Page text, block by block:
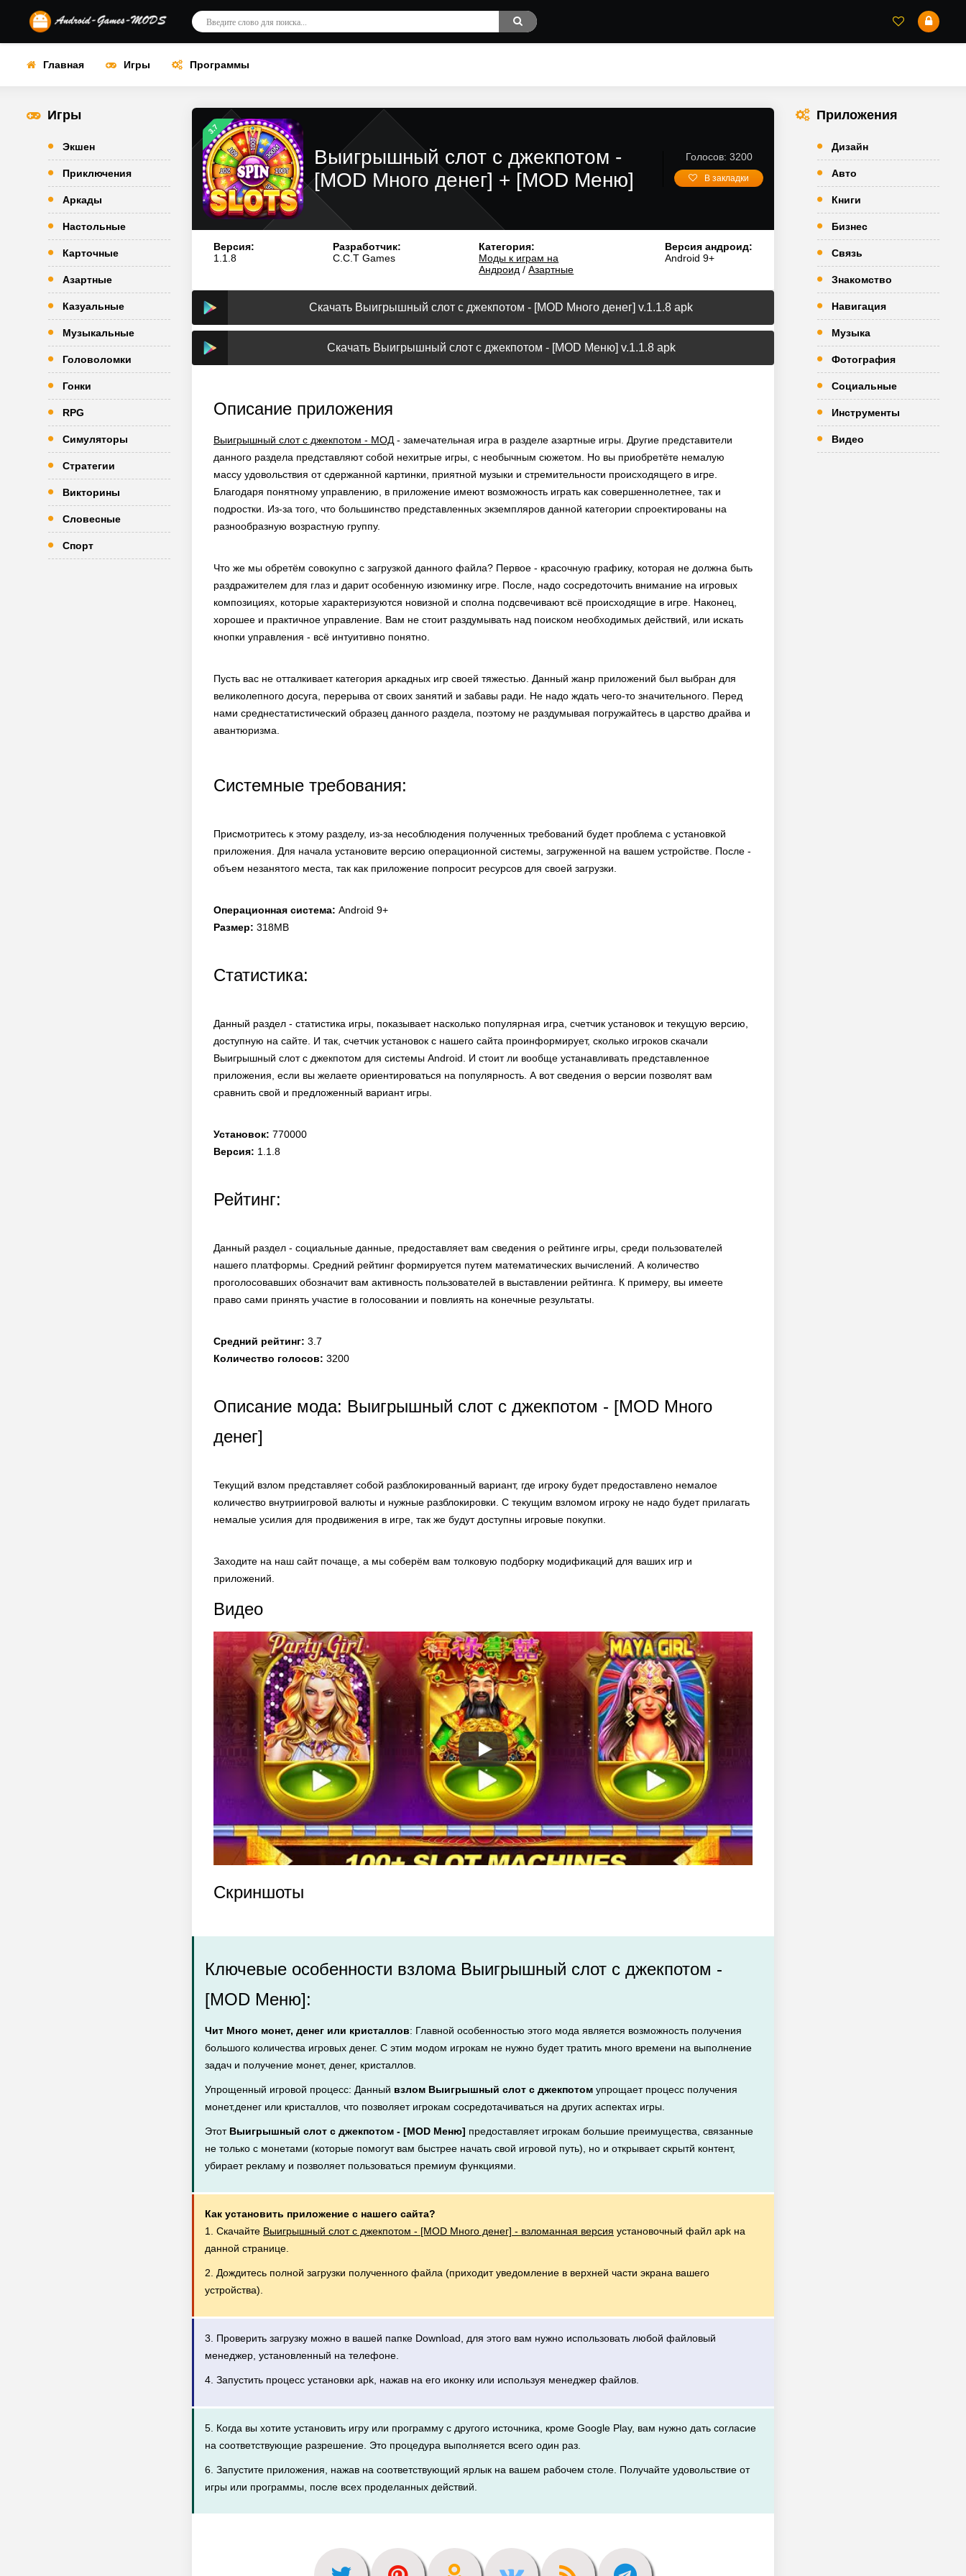
Главная Игры Программы
Игры
Экшен
Приключения
Аркады
Настольные
Карточные
Азартные
Казуальные
Музыкальные
Головоломки
Гонки
RPG
Симуляторы
Стратегии
Викторины
Словесные
Спорт
3.7
Выигрышный слот с джекпотом -
[MOD Много денег] + [MOD Меню]
Голосов: 3200
В закладки
Версия:
1.1.8
Разработчик:
C.C.T Games
Категория:
Моды к играм на
Андроид /Азартные
Версия андроид:
Android 9+
Скачать Выигрышный слот с джекпотом - [MOD Много денег] v.1.1.8 apk
Скачать Выигрышный слот с джекпотом - [MOD Меню] v.1.1.8 apk
Описание приложения
Выигрышный слот с джекпотом - МОД - замечательная игра в разделе азартные игры. Другие представители
данного раздела представляют собой нехитрые игры, с необычным сюжетом. Но вы приобретёте немалую
массу удовольствия от сдержанной картинки, приятной музыки и стремительности происходящего в игре.
Благодаря понятному управлению, в приложение имеют возможность играть как совершеннолетнее, так и
подростки. Из-за того, что большинство представленных экземпляров данной категории спроектированы на
разнообразную возрастную группу.
Что же мы обретём совокупно с загрузкой данного файла? Первое - красочную графику, которая не должна быть
раздражителем для глаз и дарит особенную изюминку игре. После, надо сосредоточить внимание на игровых
композициях, которые характеризуются новизной и сполна подсвечивают всё происходящие в игре. Наконец,
хорошее и практичное управление. Вам не стоит раздумывать над поиском необходимых действий, или искать
кнопки управления - всё интуитивно понятно.
Пусть вас не отталкивает категория аркадных игр своей тяжестью. Данный жанр приложений был выбран для
великолепного досуга, перерыва от своих занятий и забавы ради. Не надо ждать чего-то значительного. Перед
нами среднестатистический образец данного раздела, поэтому не раздумывая погружайтесь в царство драйва и
авантюризма.
Системные требования:
Присмотритесь к этому разделу, из-за несоблюдения полученных требований будет проблема с установкой
приложения. Для начала установите версию операционной системы, загруженной на вашем устройстве. После -
объем незанятого места, так как приложение попросит ресурсов для своей загрузки.
Операционная система: Android 9+
Размер: 318MB
Статистика:
Данный раздел - статистика игры, показывает насколько популярная игра, счетчик установок и текущую версию,
доступную на сайте. И так, счетчик установок с нашего сайта проинформирует, сколько игроков скачали
Выигрышный слот с джекпотом для системы Android. И стоит ли вообще устанавливать представленное
приложения, если вы желаете ориентироваться на популярность. А вот сведения о версии позволят вам
сравнить свой и предложенный вариант игры.
Установок: 770000
Версия: 1.1.8
Рейтинг:
Данный раздел - социальные данные, предоставляет вам сведения о рейтинге игры, среди пользователей
нашего платформы. Средний рейтинг формируется путем математических вычислений. А количество
проголосовавших обозначит вам активность пользователей в выставлении рейтинга. К примеру, вы имеете
право сами принять участие в голосовании и повлиять на конечные результаты.
Средний рейтинг: 3.7
Количество голосов: 3200
Описание мода: Выигрышный слот с джекпотом - [MOD Много
денег]
Текущий взлом представляет собой разблокированный вариант, где игроку будет предоставлено немалое
количество внутриигровой валюты и нужные разблокировки. С текущим взломом игроку не надо будет прилагать
немалые усилия для продвижения в игре, так же будут доступны игровые покупки.
Заходите на наш сайт почаще, а мы соберём вам толковую подборку модификаций для ваших игр и
приложений.
Видео
Скриншоты
Ключевые особенности взлома Выигрышный слот с джекпотом -
[MOD Меню]:
Чит Много монет, денег или кристаллов: Главной особенностью этого мода является возможность получения
большого количества игровых денег. С этим модом игрокам не нужно будет тратить много времени на выполнение
задач и получение монет, денег, кристаллов.
Упрощенный игровой процесс: Данный взлом Выигрышный слот с джекпотом упрощает процесс получения
монет,денег или кристаллов, что позволяет игрокам сосредотачиваться на других аспектах игры.
Этот Выигрышный слот с джекпотом - [MOD Меню] предоставляет игрокам большие преимущества, связанные
не только с монетами (которые помогут вам быстрее начать свой игровой путь), но и открывает скрытй контент,
убирает рекламу и позволяет пользоваться премиум функциями.
Как установить приложение с нашего сайта?
1. Скачайте Выигрышный слот с джекпотом - [MOD Много денег] - взломанная версия установочный файл apk на
данной странице.
2. Дождитесь полной загрузки полученного файла (приходит уведомление в верхней части экрана вашего
устройства).
3. Проверить загрузку можно в вашей папке Download, для этого вам нужно использовать любой файловый
менеджер, установленный на телефоне.
4. Запустить процесс установки apk, нажав на его иконку или используя менеджер файлов.
5. Когда вы хотите установить игру или программу с другого источника, кроме Google Play, вам нужно дать согласие
на соответствующие разрешение. Это процедура выполняется всего один раз.
6. Запустите приложения, нажав на соответствующий ярлык на вашем рабочем столе. Получайте удовольствие от
игры или программы, после всех проделанных действий.
Приложения
Дизайн
Авто
Книги
Бизнес
Связь
Знакомство
Навигация
Музыка
Фотография
Социальные
Инструменты
Видео